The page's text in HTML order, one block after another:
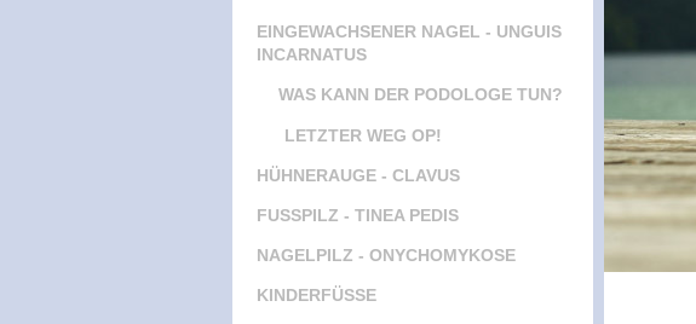
EINGEWACHSENER NAGEL - UNGUIS
INCARNATUS
WAS KANN DER PODOLOGE TUN?
LETZTER WEG OP!
HÜHNERAUGE - CLAVUS
FUSSPILZ - TINEA PEDIS
NAGELPILZ - ONYCHOMYKOSE
KINDERFÜSSE